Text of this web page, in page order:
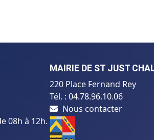
08h à 12h.
MAIRIE DE ST JUST
220 Place Fernand Rey
Tél. : 04.78.96.10.06
Nous contacter